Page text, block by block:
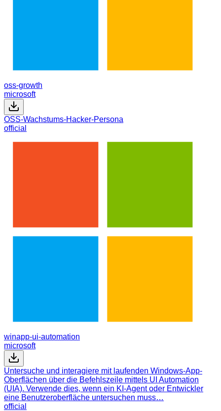
oss-growth
microsoft
OSS-Wachstums-Hacker-Persona
official
winapp-ui-automation
microsoft
Untersuche und interagiere mit laufenden Windows-App-
Oberflächen über die Befehlszeile mittels UI Automation
(UIA). Verwende dies, wenn ein KI-Agent oder Entwickler
eine Benutzeroberfläche untersuchen muss…
official